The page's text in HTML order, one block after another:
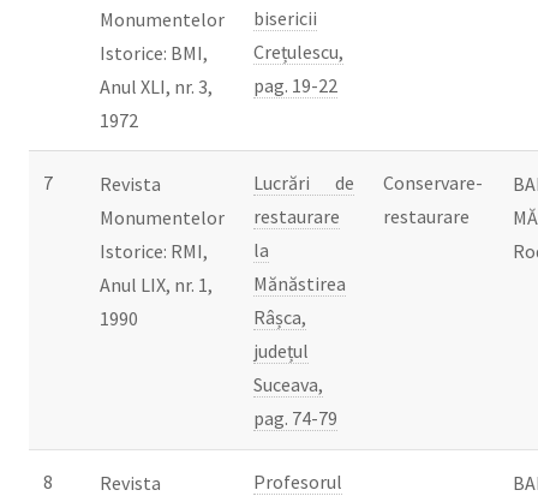
Monumentelor
Istorice: BMI,
Anul XLI, nr. 3,
1972
bisericii
Crețulescu,
pag. 19-22
7
Revista
Monumentelor
Istorice: RMI,
Anul LIX, nr. 1,
1990
Lucrări de
restaurare
la
Mănăstirea
Râșca,
județul
Suceava,
pag. 74-79
Conservare-
restaurare
8 Revista Profesorul